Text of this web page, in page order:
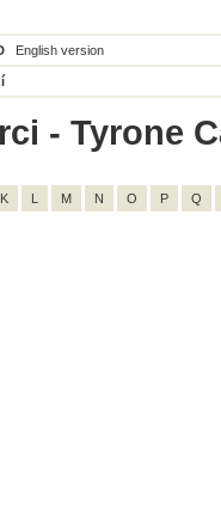
English version
- Tyrone
K L M N O P Q